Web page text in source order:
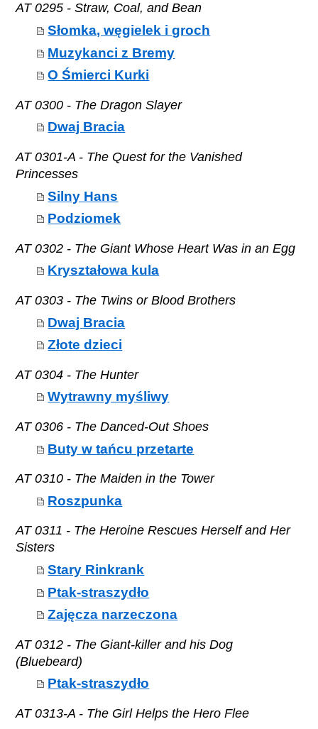
AT 0295 - Straw, Coal, and Bean
Słomka, węgielek i groch
Muzykanci z Bremy
O Śmierci Kurki
AT 0300 - The Dragon Slayer
Dwaj Bracia
AT 0301-A - The Quest for the Vanished
Princesses
Silny Hans
Podziomek
AT 0302 - The Giant Whose Heart Was in an Egg
Kryształowa kula
AT 0303 - The Twins or Blood Brothers
Dwaj Bracia
Złote dzieci
AT 0304 - The Hunter
Wytrawny myśliwy
AT 0306 - The Danced-Out Shoes
Buty w tańcu przetarte
AT 0310 - The Maiden in the Tower
Roszpunka
AT 0311 - The Heroine Rescues Herself and Her
Sisters
Stary Rinkrank
Ptak-straszydło
Zajęcza narzeczona
AT 0312 - The Giant-killer and his Dog
(Bluebeard)
Ptak-straszydło
AT 0313-A - The Girl Helps the Hero Flee